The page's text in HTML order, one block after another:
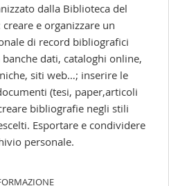
dalla Biblioteca del
di record bibliografici
dati, cataloghi online,
siti web…; inserire le
(tesi, paper,articoli
bibliografie negli stili
Esportare e condividere
personale.